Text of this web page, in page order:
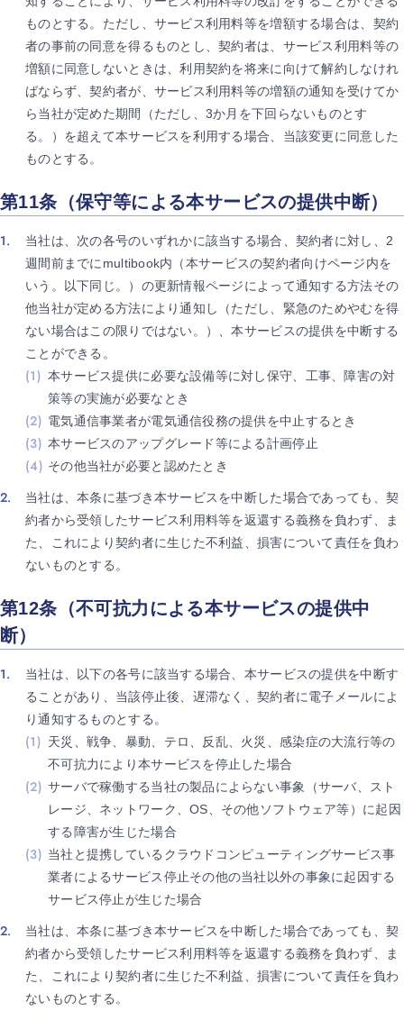
ものとする。ただし、サービス利用料等を増額する場合は、契約
者の事前の同意を得るものとし、契約者は、サービス利用料等の
増額に同意しないときは、利用契約を将来に向けて解約しなけれ
ばならず、契約者が、サービス利用料等の増額の通知を受けてか
ら当社が定めた期間（ただし、3か月を下回らないものとす
る。）を超えて本サービスを利用する場合、当該変更に同意した
ものとする。
第11条（保守等による本サービスの提供中断）
当社は、次の各号のいずれかに該当する場合、契約者に対し、2
週間前までにmultibook内（本サービスの契約者向けページ内を
いう。以下同じ。）の更新情報ページによって通知する方法その
他当社が定める方法により通知し（ただし、緊急のためやむを得
ない場合はこの限りではない。）、本サービスの提供を中断する
ことができる。
本サービス提供に必要な設備等に対し保守、工事、障害の対
策等の実施が必要なとき
電気通信事業者が電気通信役務の提供を中止するとき
本サービスのアップグレード等による計画停止
その他当社が必要と認めたとき
当社は、本条に基づき本サービスを中断した場合であっても、契
約者から受領したサービス利用料等を返還する義務を負わず、ま
た、これにより契約者に生じた不利益、損害について責任を負わ
ないものとする。
第12条（不可抗力による本サービスの提供中
断）
当社は、以下の各号に該当する場合、本サービスの提供を中断す
ることがあり、当該停止後、遅滞なく、契約者に電子メールによ
り通知するものとする。
天災、戦争、暴動、テロ、反乱、火災、感染症の大流行等の
不可抗力により本サービスを停止した場合
サーバで稼働する当社の製品によらない事象（サーバ、スト
レージ、ネットワーク、OS、その他ソフトウェア等）に起因
する障害が生じた場合
当社と提携しているクラウドコンピューティングサービス事
業者によるサービス停止その他の当社以外の事象に起因する
サービス停止が生じた場合
当社は、本条に基づき本サービスを中断した場合であっても、契
約者から受領したサービス利用料等を返還する義務を負わず、ま
た、これにより契約者に生じた不利益、損害について責任を負わ
ないものとする。